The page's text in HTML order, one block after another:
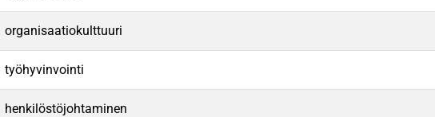
organisaatiokulttuuri
työhyvinvointi
henkilöstöjohtaminen